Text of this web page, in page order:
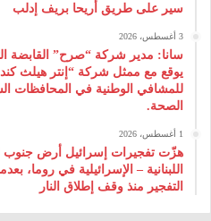
سير على طريق أريحا بريف إدلب
3 أغسطس، 2026
سانا: مدير شركة “صرح” القابضة
يوقع مع ممثل شركة “إنتر هيلث
للمشافي الوطنية في المحافظات
الصحة.
1 أغسطس، 2026
هزّت تفجيرات إسرائيل أرض جنوب
اللبنانية – الإسرائيلية في
التفجير منذ وقف إطلاق النار